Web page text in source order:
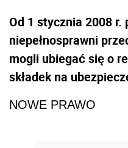
Od 1 stycznia 2008 r.
niepełnosprawni
mogli ubiegać się o
składek na
NOWE PRAWO